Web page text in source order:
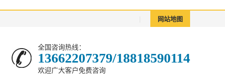
网站地图
全国咨询热线：
13662207379/18818590114
欢迎广大客户免费咨询